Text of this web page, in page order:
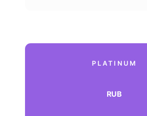
PLATINUM
RUB